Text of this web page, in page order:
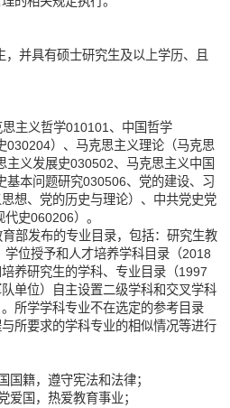
并具有硕士研究生及以上学历、且
主义哲学010101、中国哲学
030204）、马克思主义理论（马克思
主义发展史030502、马克思主义中国
基本问题研究030506、党的建设、习
想、党的历史与理论）、中共党史党
史060206）。
部发布的专业目录，包括：研究生教
位授予和人才培养学科目录（2018
养研究生的学科、专业目录（1997
单位）自主设置二级学科和交叉学科
所学学科专业不在选定的参考目录
所要求的学科专业的相似情况等进行
国籍，遵守宪法和法律；
爱国，热爱教育事业；